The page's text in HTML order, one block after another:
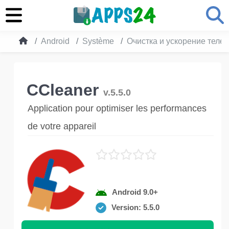
Android Système Очистка и ускорение
CCleaner v.5.5.0
Application pour optimiser les performances
de votre appareil
Android 9.0+
Version: 5.5.0